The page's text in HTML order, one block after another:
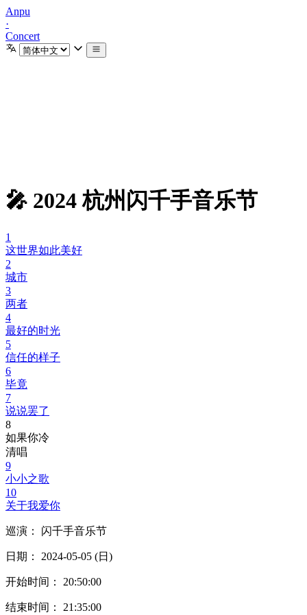
Anpu
·
Concert
🎤 2024 杭州闪千手音乐节
1
这世界如此美好
2
城市
3
两者
4
最好的时光
5
信任的样子
6
毕竟
7
说说罢了
8
如果你冷
清唱
9
小小之歌
10
关于我爱你
巡演： 闪千手音乐节
日期： 2024-05-05 (日)
开始时间： 20:50:00
结束时间： 21:35:00